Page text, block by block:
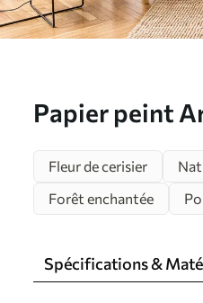
Papier peint
Fleur de cerisier
Forêt enchantée
Spécifications &